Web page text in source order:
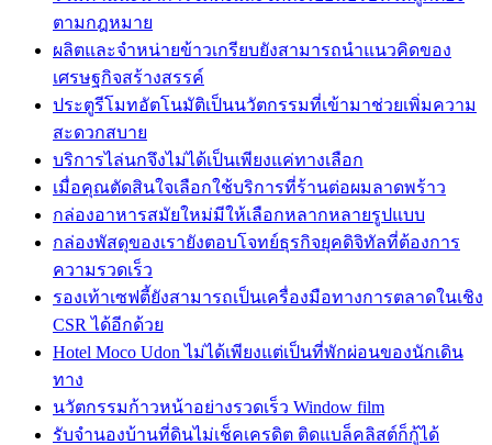
ตามกฎหมาย
ผลิตและจำหน่ายข้าวเกรียบยังสามารถนำแนวคิดของ
เศรษฐกิจสร้างสรรค์
ประตูรีโมทอัตโนมัติเป็นนวัตกรรมที่เข้ามาช่วยเพิ่มความ
สะดวกสบาย
บริการไล่นกจึงไม่ได้เป็นเพียงแค่ทางเลือก
เมื่อคุณตัดสินใจเลือกใช้บริการที่ร้านต่อผมลาดพร้าว
กล่องอาหารสมัยใหม่มีให้เลือกหลากหลายรูปแบบ
กล่องพัสดุของเรายังตอบโจทย์ธุรกิจยุคดิจิทัลที่ต้องการ
ความรวดเร็ว
รองเท้าเซฟตี้ยังสามารถเป็นเครื่องมือทางการตลาดในเชิง
CSR ได้อีกด้วย
Hotel Moco Udon ไม่ได้เพียงแต่เป็นที่พักผ่อนของนักเดิน
ทาง
นวัตกรรมก้าวหน้าอย่างรวดเร็ว Window film
รับจำนองบ้านที่ดินไม่เช็คเครดิต ติดแบล็คลิสต์ก็กู้ได้